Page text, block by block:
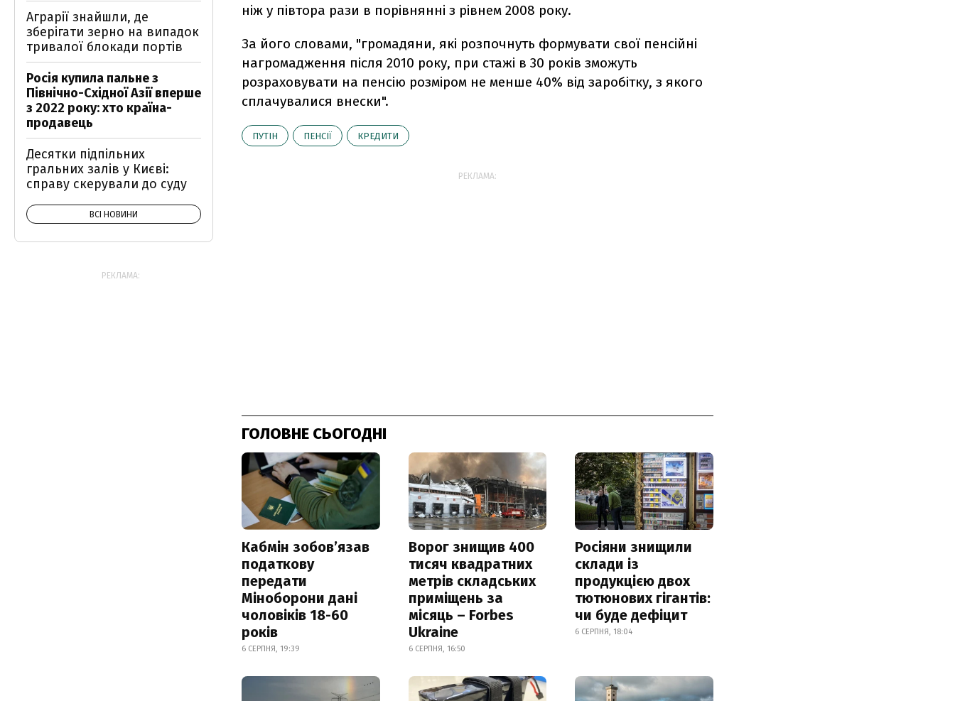
ніж у півтора рази в порівнянні з рівнем 2008 року.
За його словами, "громадяни, які розпочнуть формувати свої пенсійні
нагромадження після 2010 року, при стажі в 30 років зможуть
розраховувати на пенсію розміром не менше 40% від заробітку, з якого
сплачувалися внески".
ПУТІН ПЕНСІЇ КРЕДИТИ
РЕКЛАМА:
ГОЛОВНЕ СЬОГОДНІ
Кабмін зобовʼязав
податкову
передати
Міноборони дані
чоловіків 18-60
років
6 СЕРПНЯ, 19:39
Ворог знищив 400
тисяч квадратних
метрів складських
приміщень за
місяць – Forbes
Ukraine
6 СЕРПНЯ, 16:50
Росіяни знищили
склади із
продукцією двох
тютюнових гігантів:
чи буде дефіцит
6 СЕРПНЯ, 18:04
Аграрії знайшли, де
зберігати зерно на випадок
тривалої блокади портів
Росія купила пальне з
Північно-Східної Азії вперше
з 2022 року: хто країна-
продавець
Десятки підпільних
гральних залів у Києві:
справу скерували до суду
ВСІ НОВИНИ
РЕКЛАМА: